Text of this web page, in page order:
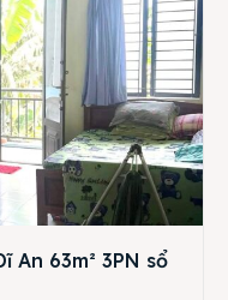
An 63m² 3PN sổ